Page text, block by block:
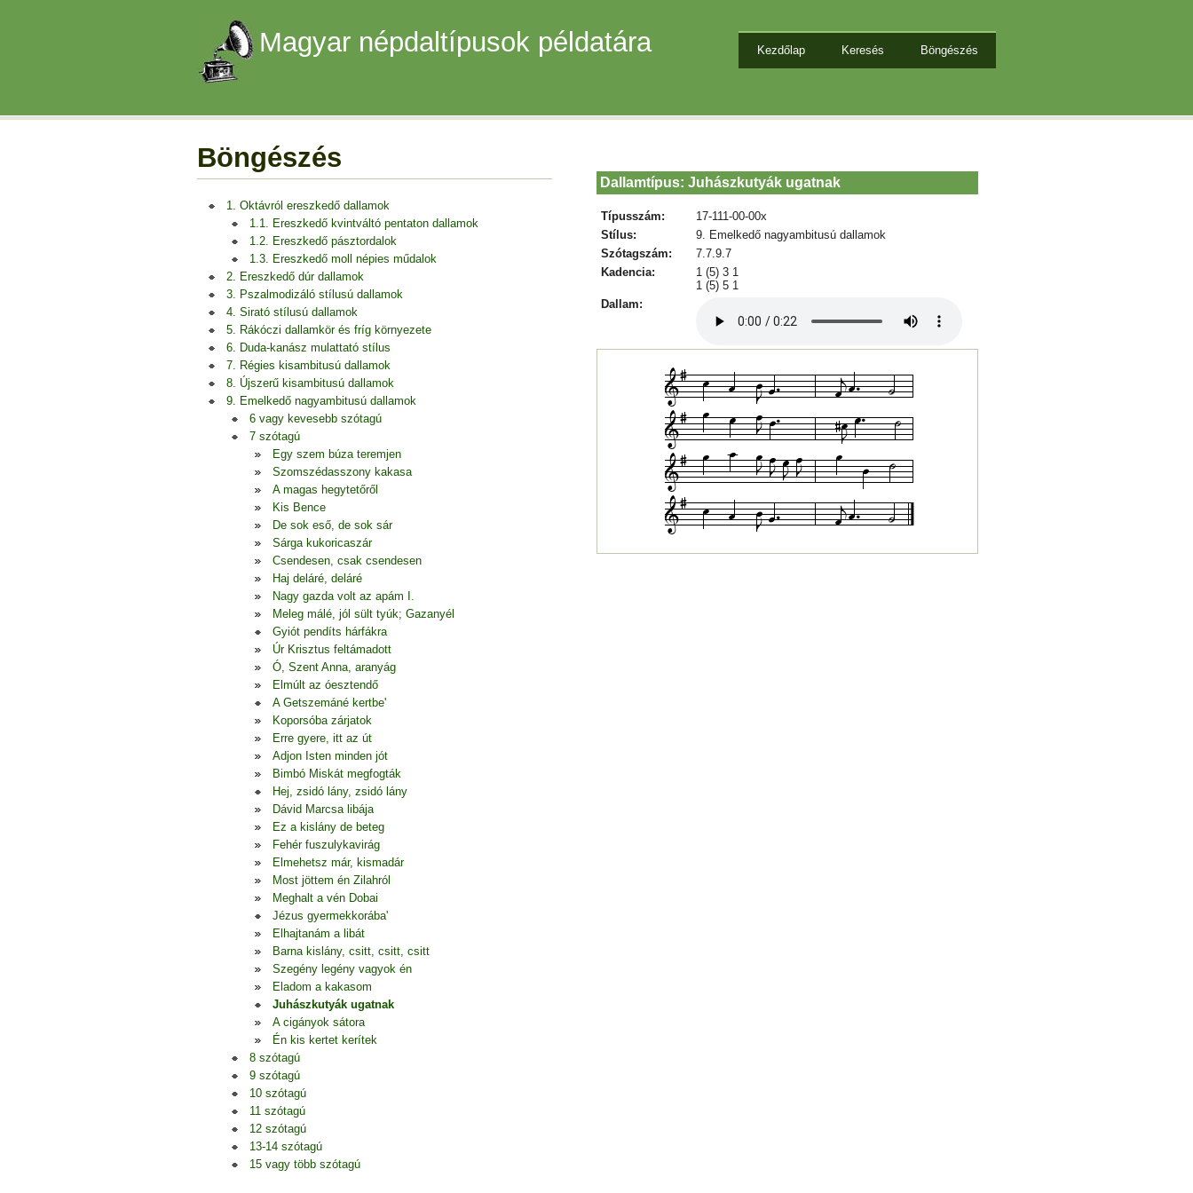
Magyar népdaltípusok példatára Kezdőlap Keresés Böngészés
Böngészés
1. Oktávról ereszkedő dallamok
1.1. Ereszkedő kvintváltó pentaton dallamok
1.2. Ereszkedő pásztordalok
1.3. Ereszkedő moll népies műdalok
2. Ereszkedő dúr dallamok
3. Pszalmodizáló stílusú dallamok
4. Sirató stílusú dallamok
5. Rákóczi dallamkör és fríg környezete
6. Duda-kanász mulattató stílus
7. Régies kisambitusú dallamok
8. Újszerű kisambitusú dallamok
9. Emelkedő nagyambitusú dallamok
6 vagy kevesebb szótagú
7 szótagú
Egy szem búza teremjen
Szomszédasszony kakasa
A magas hegytetőről
Kis Bence
De sok eső, de sok sár
Sárga kukoricaszár
Csendesen, csak csendesen
Haj deláré, deláré
Nagy gazda volt az apám I.
Meleg málé, jól sült tyúk; Gazanyél
Gyiót pendíts hárfákra
Úr Krisztus feltámadott
Ó, Szent Anna, aranyág
Elmúlt az óesztendő
A Getszemáné kertbe'
Koporsóba zárjatok
Erre gyere, itt az út
Adjon Isten minden jót
Bimbó Miskát megfogták
Hej, zsidó lány, zsidó lány
Dávid Marcsa libája
Ez a kislány de beteg
Fehér fuszulykavirág
Elmehetsz már, kismadár
Most jöttem én Zilahról
Meghalt a vén Dobai
Jézus gyermekkorába'
Elhajtanám a libát
Barna kislány, csitt, csitt, csitt
Szegény legény vagyok én
Eladom a kakasom
Juhászkutyák ugatnak
A cigányok sátora
Én kis kertet kerítek
8 szótagú
9 szótagú
10 szótagú
11 szótagú
12 szótagú
13-14 szótagú
15 vagy több szótagú
Dallamtípus: Juhászkutyák ugatnak
Típusszám:
17-111-00-00x
Stílus:
9. Emelkedő nagyambitusú dallamok
Szótagszám:
7.7.9.7
Kadencia:
1 (5) 3 1
1 (5) 5 1
Dallam: